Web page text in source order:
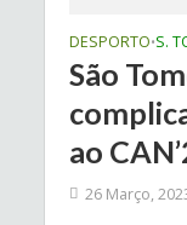
DESPORTO•S.
São
ao
26 Março,